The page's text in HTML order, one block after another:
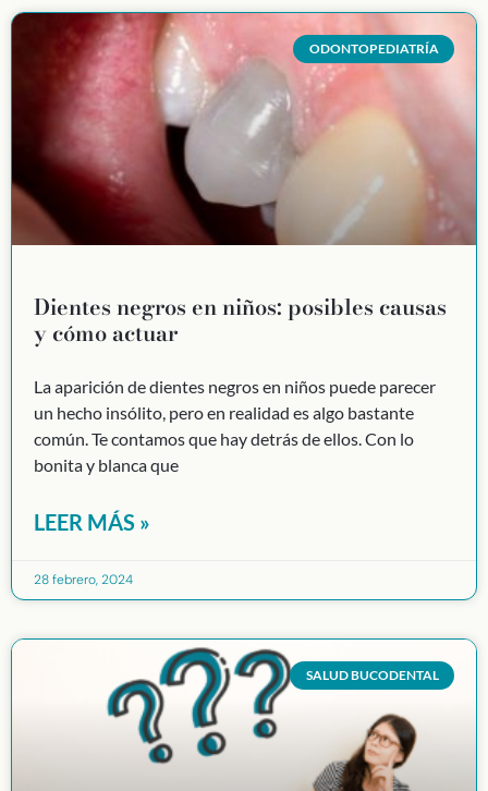
ODONTOPEDIATRÍA
Dientes negros en niños: posibles causas
y cómo actuar
La aparición de dientes negros en niños puede parecer
un hecho insólito, pero en realidad es algo bastante
común. Te contamos que hay detrás de ellos. Con lo
bonita y blanca que
LEER MÁS »
28 febrero, 2024
SALUD BUCODENTAL